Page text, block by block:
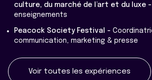
culture, du marché de l’art et du luxe -
enseignements
Peacock Society Festival -
communication, marketing & presse
Voir toutes les expériences